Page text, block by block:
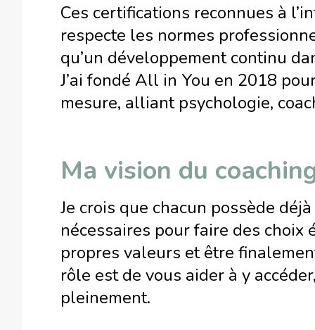
Ces certifications reconnues à
respecte les normes
qu’un développement continu
J’ai fondé All in You en 2018
mesure, alliant psychologie,
Ma vision du
Je crois que chacun possède
nécessaires pour faire des
propres valeurs et être
rôle est de vous aider à y
pleinement.